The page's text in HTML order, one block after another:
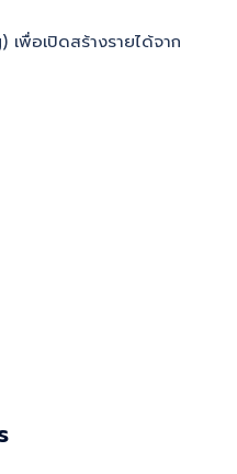
เพื่อเปิดสร้างรายได้จาก